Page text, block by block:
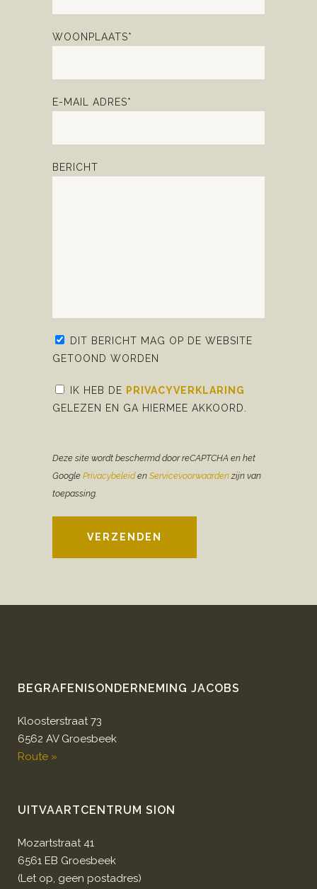
WOONPLAATS*
E-MAIL ADRES*
BERICHT
DIT BERICHT MAG OP DE WEBSITE
GETOOND WORDEN
IK HEB DE PRIVACYVERKLARING
GELEZEN EN GA HIERMEE AKKOORD.
Deze site wordt beschermd door reCAPTCHA en het
Google Privacybeleiden Servicevoorwaardenzijn van
toepassing.
VERZENDEN
BEGRAFENISONDERNEMING JACOBS
Kloosterstraat 73
6562 AV Groesbeek
Route »
UITVAARTCENTRUM SION
Mozartstraat 41
6561 EB Groesbeek
(Let op, geen postadres)